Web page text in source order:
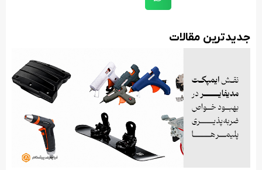
جدید‌ترین مقالات